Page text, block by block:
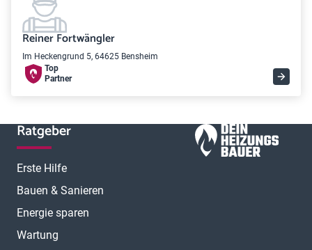
Reiner Fortwängler
Im Heckengrund 5, 64625 Bensheim
Top
Partner
Ratgeber
Erste Hilfe
Bauen & Sanieren
Energie sparen
Wartung